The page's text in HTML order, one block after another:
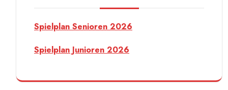
Spielplan Senioren 2026
Spielplan Junioren 2026